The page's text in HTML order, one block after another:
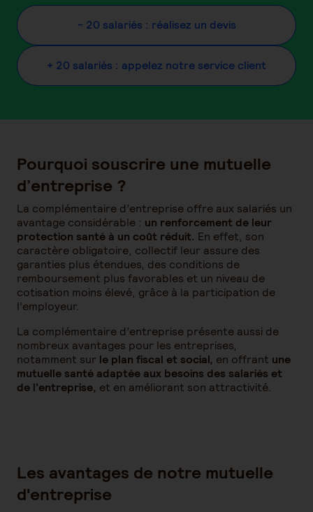
- 20 salariés : réalisez un devis
+ 20 salariés : appelez notre service client
Pourquoi souscrire une mutuelle
d’entreprise ?
La complémentaire d’entreprise offre aux salariés un
avantage considérable : un renforcement de leur
protection santé à un coût réduit. En effet, son
caractère obligatoire, collectif leur assure des
garanties plus étendues, des conditions de
remboursement plus favorables et un niveau de
cotisation moins élevé, grâce à la participation de
l’employeur.
La complémentaire d’entreprise présente aussi de
nombreux avantages pour les entreprises,
notamment sur le plan fiscal et social, en offrant une
mutuelle santé adaptée aux besoins des salariés et
de l’entreprise, et en améliorant son attractivité.
Les avantages de notre mutuelle
d'entreprise